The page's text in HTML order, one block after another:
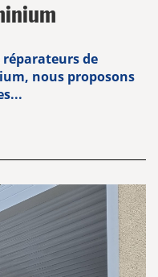
de
nous proposons